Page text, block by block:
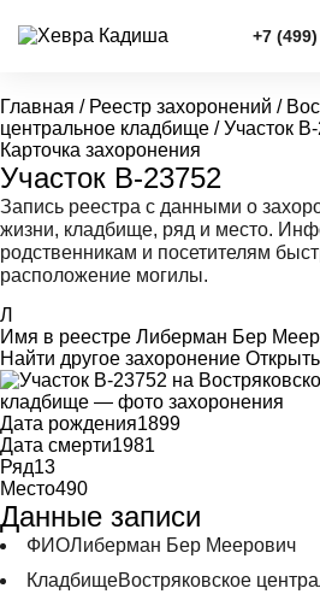
+7
Главная / Реестр захоронений /
центральное кладбище / Участок
Карточка захоронения
Участок В-23752
Запись реестра с данными о
жизни, кладбище, ряд и место.
родственникам и посетителям
расположение могилы.
Л
Имя в реестре Либерман Бер
Найти другое захоронение
Дата рождения1899
Дата смерти1981
Ряд13
Место490
Данные записи
ФИОЛиберман Бер Меерович
КладбищеВостряковское